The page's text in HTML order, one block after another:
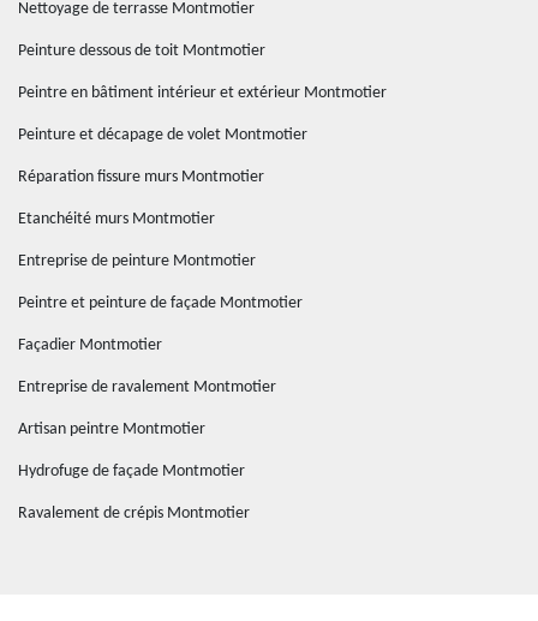
Nettoyage de terrasse Montmotier
Peinture dessous de toit Montmotier
Peintre en bâtiment intérieur et extérieur Montmotier
Peinture et décapage de volet Montmotier
Réparation fissure murs Montmotier
Etanchéité murs Montmotier
Entreprise de peinture Montmotier
Peintre et peinture de façade Montmotier
Façadier Montmotier
Entreprise de ravalement Montmotier
Artisan peintre Montmotier
Hydrofuge de façade Montmotier
Ravalement de crépis Montmotier